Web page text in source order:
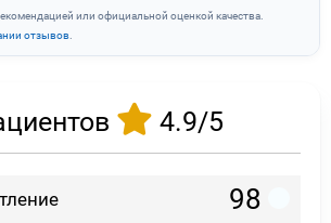
или официальной оценкой качества.
отзывов
4.9/5
98